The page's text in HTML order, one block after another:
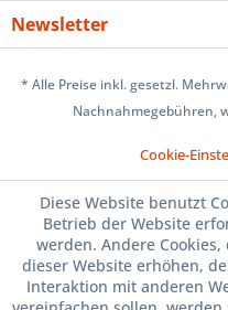
Newsletter
* Alle Preise inkl. gesetzl.
Nachnahmegebühren,
Cookie-
Diese Website benutzt
Betrieb der Website
werden. Andere
dieser Website erhöhen,
Interaktion mit anderen